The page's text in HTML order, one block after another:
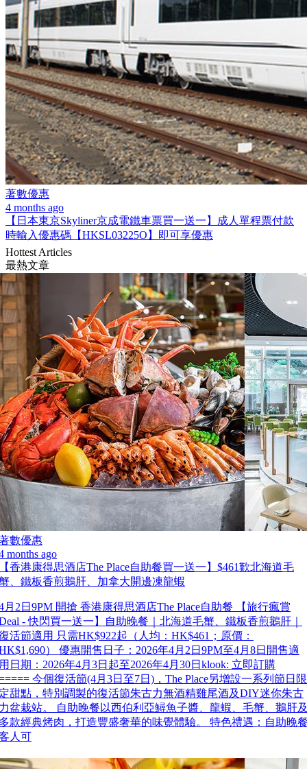
著數優惠
4 months ago
【日本東京Skyliner京成電鐵車票買一送一】成人單程票付款
時輸入優惠碼【HKSL03225O】即可享優惠
Hottest Articles
最熱文章
數優惠
months ago
香港康得思酒店The Place自助餐買一送一】$461歎北海道毛
、鐵板香煎鵝肝、加拿大開邊凍龍蝦
月2日9PM 開搶 香港康得思酒店The Place自助餐 【旅行瘋賞
- 快閃買一送一】自助晚餐｜北海道毛蟹、鐵板香煎鵝肝｜
活節適用 只需HK$922起（人均：HK$461；原價：
） 優惠開售日子：2026年4月2日9PM至4月8日開售適
日期：2026年4月3日起至2026年4月30日klook: 立即訂購
今個復活節(4月3日至7日)，The Place另增設一系列節日限
甜點，特別調製的復活節朱古力無酒精雞尾酒及DIY迷你朱古
盆栽站。 自助晚餐以西伯利亞鱘魚子醬、龍蝦、毛蟹、鵝肝
款經典烤肉，打造豐盛奢華的味覺體驗。 特色禮遇：自助晚
人可